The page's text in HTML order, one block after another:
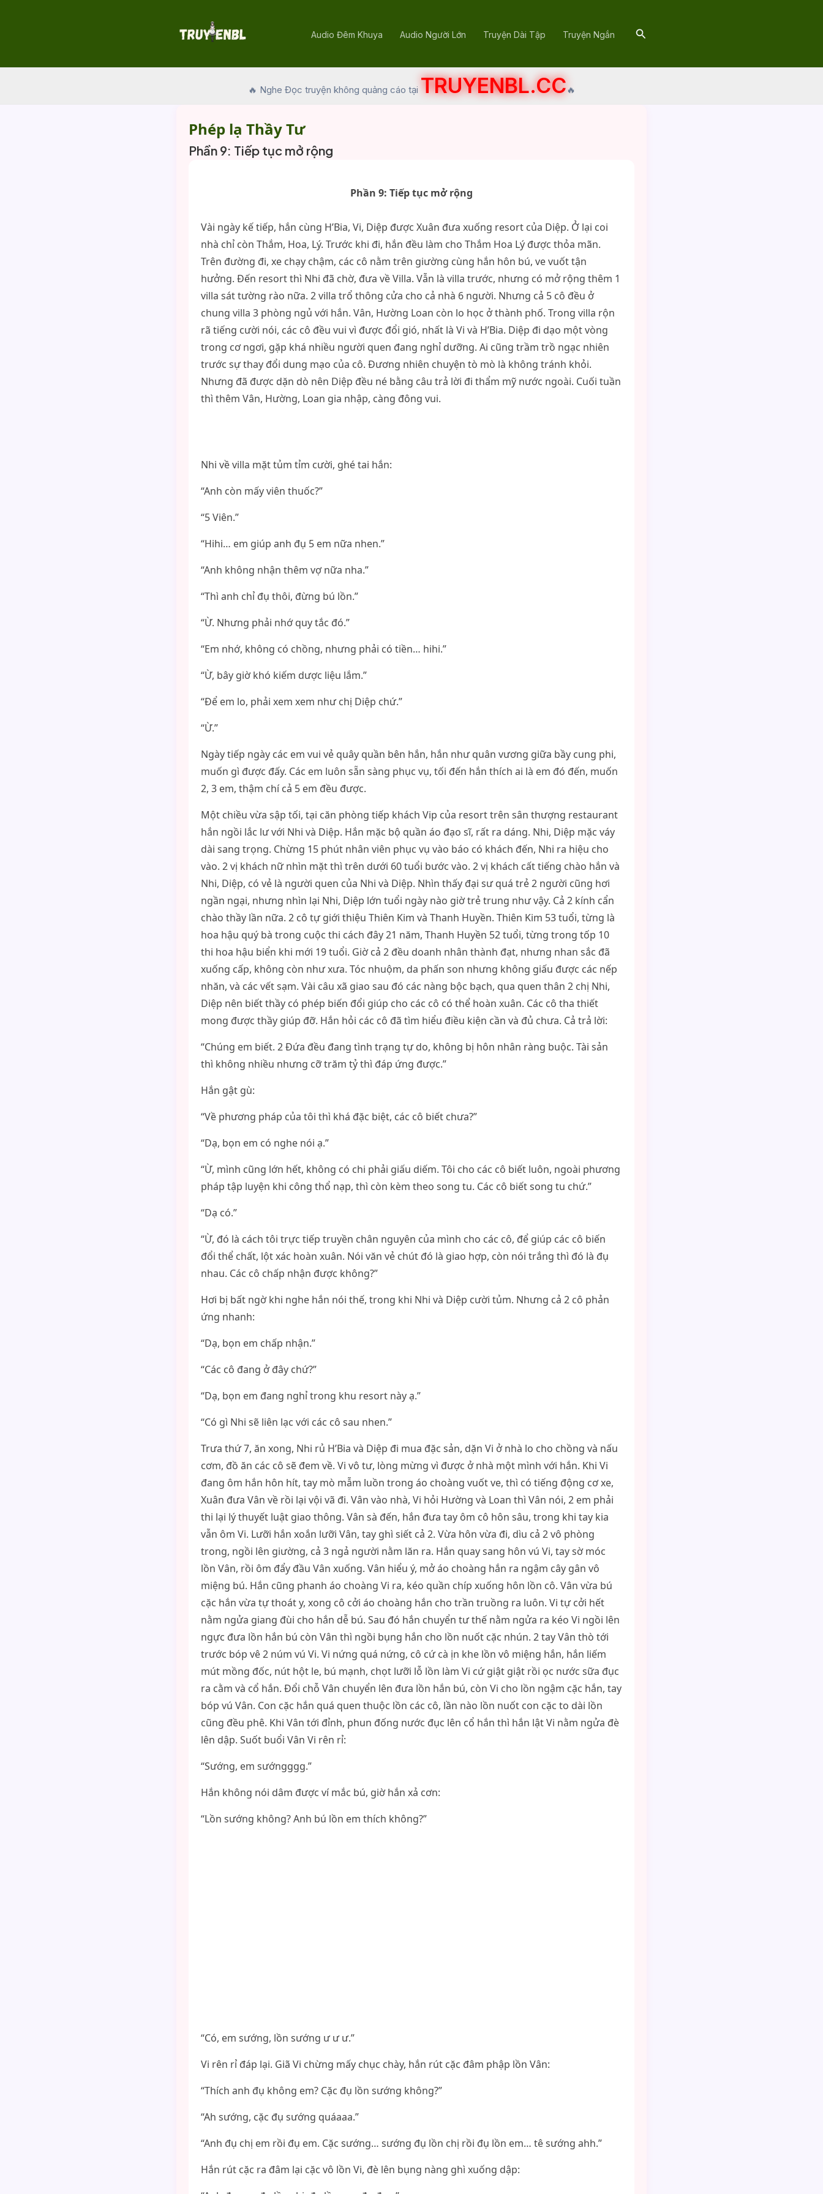
Audio Đêm Khuya Audio Người Lớn Truyện Dài Tập Truyện Ngắn Search
🔥 Nghe Đọc truyện không quảng cáo tại TRUYENBL.CC🔥
Phép lạ Thầy Tư
Phần 9: Tiếp tục mở rộng
Phần 9: Tiếp tục mở rộng
Vài ngày kế tiếp, hắn cùng H’Bia, Vi, Diệp được Xuân đưa xuống resort của Diệp. Ở lại coi
nhà chỉ còn Thắm, Hoa, Lý. Trước khi đi, hắn đều làm cho Thắm Hoa Lý được thỏa mãn.
Trên đường đi, xe chạy chậm, các cô nằm trên giường cùng hắn hôn bú, ve vuốt tận
hưởng. Đến resort thì Nhi đã chờ, đưa về Villa. Vẫn là villa trước, nhưng có mở rộng thêm 1
villa sát tường rào nữa. 2 villa trổ thông cửa cho cả nhà 6 người. Nhưng cả 5 cô đều ở
chung villa 3 phòng ngủ với hắn. Vân, Hường Loan còn lo học ở thành phố. Trong villa rộn
rã tiếng cười nói, các cô đều vui vì được đổi gió, nhất là Vi và H’Bia. Diệp đi dạo một vòng
trong cơ ngơi, gặp khá nhiều người quen đang nghỉ dưỡng. Ai cũng trầm trồ ngạc nhiên
trước sự thay đổi dung mạo của cô. Đương nhiên chuyện tò mò là không tránh khỏi.
Nhưng đã được dặn dò nên Diệp đều né bằng câu trả lời đi thẩm mỹ nước ngoài. Cuối tuần
thì thêm Vân, Hường, Loan gia nhập, càng đông vui.
Nhi về villa mặt tủm tỉm cười, ghé tai hắn:
“Anh còn mấy viên thuốc?”
“5 Viên.”
“Hihi… em giúp anh đụ 5 em nữa nhen.”
“Anh không nhận thêm vợ nữa nha.”
“Thì anh chỉ đụ thôi, đừng bú lồn.”
“Ừ. Nhưng phải nhớ quy tắc đó.”
“Em nhớ, không có chồng, nhưng phải có tiền… hihi.”
“Ừ, bây giờ khó kiếm dược liệu lắm.”
“Để em lo, phải xem xem như chị Diệp chứ.”
“Ừ.”
Ngày tiếp ngày các em vui vẻ quây quần bên hắn, hắn như quân vương giữa bầy cung phi,
muốn gì được đấy. Các em luôn sẵn sàng phục vụ, tối đến hắn thích ai là em đó đến, muốn
2, 3 em, thậm chí cả 5 em đều được.
Một chiều vừa sập tối, tại căn phòng tiếp khách Vip của resort trên sân thượng restaurant
hắn ngồi lắc lư với Nhi và Diệp. Hắn mặc bộ quần áo đạo sĩ, rất ra dáng. Nhi, Diệp mặc váy
dài sang trọng. Chừng 15 phút nhân viên phục vụ vào báo có khách đến, Nhi ra hiệu cho
vào. 2 vị khách nữ nhìn mặt thì trên dưới 60 tuổi bước vào. 2 vị khách cất tiếng chào hắn và
Nhi, Diệp, có vẻ là người quen của Nhi và Diệp. Nhìn thấy đại sư quá trẻ 2 người cũng hơi
ngần ngại, nhưng nhìn lại Nhi, Diệp lớn tuổi ngày nào giờ trẻ trung như vậy. Cả 2 kính cẩn
chào thầy lần nữa. 2 cô tự giới thiệu Thiên Kim và Thanh Huyền. Thiên Kim 53 tuổi, từng là
hoa hậu quý bà trong cuộc thi cách đây 21 năm, Thanh Huyền 52 tuổi, từng trong tốp 10
thi hoa hậu biển khi mới 19 tuổi. Giờ cả 2 đều doanh nhân thành đạt, nhưng nhan sắc đã
xuống cấp, không còn như xưa. Tóc nhuộm, da phấn son nhưng không giấu được các nếp
nhăn, và các vết sạm. Vài câu xã giao sau đó các nàng bộc bạch, qua quen thân 2 chị Nhi,
Diệp nên biết thầy có phép biến đổi giúp cho các cô có thể hoàn xuân. Các cô tha thiết
mong được thầy giúp đỡ. Hắn hỏi các cô đã tìm hiểu điều kiện cần và đủ chưa. Cả trả lời:
“Chúng em biết. 2 Đứa đều đang tình trạng tự do, không bị hôn nhân ràng buộc. Tài sản
thì không nhiều nhưng cỡ trăm tỷ thì đáp ứng được.”
Hắn gật gù:
“Về phương pháp của tôi thì khá đặc biệt, các cô biết chưa?”
“Dạ, bọn em có nghe nói ạ.”
“Ừ, mình cũng lớn hết, không có chi phải giấu diếm. Tôi cho các cô biết luôn, ngoài phương
pháp tập luyện khi công thổ nạp, thì còn kèm theo song tu. Các cô biết song tu chứ.”
“Dạ có.”
“Ừ, đó là cách tôi trực tiếp truyền chân nguyên của mình cho các cô, để giúp các cô biến
đổi thể chất, lột xác hoàn xuân. Nói văn vẻ chút đó là giao hợp, còn nói trắng thì đó là đụ
nhau. Các cô chấp nhận được không?”
Hơi bị bất ngờ khi nghe hắn nói thế, trong khi Nhi và Diệp cười tủm. Nhưng cả 2 cô phản
ứng nhanh:
“Dạ, bọn em chấp nhận.”
“Các cô đang ở đây chứ?”
“Dạ, bọn em đang nghỉ trong khu resort này ạ.”
“Có gì Nhi sẽ liên lạc với các cô sau nhen.”
Trưa thứ 7, ăn xong, Nhi rủ H’Bia và Diệp đi mua đặc sản, dặn Vi ở nhà lo cho chồng và nấu
cơm, đồ ăn các cô sẽ đem về. Vi vô tư, lòng mừng vì được ở nhà một mình với hắn. Khi Vi
đang ôm hắn hôn hít, tay mò mẫm luồn trong áo choàng vuốt ve, thì có tiếng động cơ xe,
Xuân đưa Vân về rồi lại vội vã đi. Vân vào nhà, Vi hỏi Hường và Loan thì Vân nói, 2 em phải
thi lại lý thuyết luật giao thông. Vân sà đến, hắn đưa tay ôm cô hôn sâu, trong khi tay kia
vẫn ôm Vi. Lưỡi hắn xoắn lưỡi Vân, tay ghì siết cả 2. Vừa hôn vừa đi, dìu cả 2 vô phòng
trong, ngồi lên giường, cả 3 ngả người nằm lăn ra. Hắn quay sang hôn vú Vi, tay sờ móc
lồn Vân, rồi ôm đẩy đầu Vân xuống. Vân hiểu ý, mở áo choàng hắn ra ngậm cây gân vô
miệng bú. Hắn cũng phanh áo choàng Vi ra, kéo quần chíp xuống hôn lồn cô. Vân vừa bú
cặc hắn vừa tự thoát y, xong cô cởi áo choàng hắn cho trần truồng ra luôn. Vi tự cởi hết
nằm ngửa giang đùi cho hắn dễ bú. Sau đó hắn chuyển tư thế nằm ngửa ra kéo Vi ngồi lên
ngực đưa lồn hắn bú còn Vân thì ngồi bụng hắn cho lồn nuốt cặc nhún. 2 tay Vân thò tới
trước bóp vê 2 núm vú Vi. Vi nứng quá nứng, cô cứ cà ịn khe lồn vô miệng hắn, hắn liếm
mút mồng đốc, nút hột le, bú mạnh, chọt lưỡi lỗ lồn làm Vi cứ giật giật rồi ọc nước sữa đục
ra cằm và cổ hắn. Đổi chỗ Vân chuyển lên đưa lồn hắn bú, còn Vi cho lồn ngậm cặc hắn, tay
bóp vú Vân. Con cặc hắn quá quen thuộc lồn các cô, lần nào lồn nuốt con cặc to dài lồn
cũng đều phê. Khi Vân tới đỉnh, phun đống nước đục lên cổ hắn thì hắn lật Vi nằm ngửa đè
lên dập. Suốt buổi Vân Vi rên rỉ:
“Sướng, em sướngggg.”
Hắn không nói dâm được ví mắc bú, giờ hắn xả cơn:
“Lồn sướng không? Anh bú lồn em thích không?”
“Có, em sướng, lồn sướng ư ư ư.”
Vi rên rỉ đáp lại. Giã Vi chừng mấy chục chày, hắn rút cặc đâm phập lồn Vân:
“Thích anh đụ không em? Cặc đụ lồn sướng không?”
“Ah sướng, cặc đụ sướng quáaaa.”
“Anh đụ chị em rồi đụ em. Cặc sướng… sướng đụ lồn chị rồi đụ lồn em… tê sướng ahh.”
Hắn rút cặc ra đâm lại cặc vô lồn Vi, đè lên bụng nàng ghì xuống dập: